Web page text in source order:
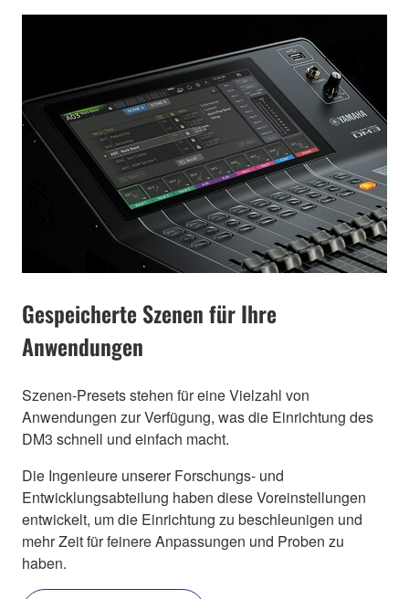
Gespeicherte Szenen für Ihre
Anwendungen
Szenen-Presets stehen für eine Vielzahl von
Anwendungen zur Verfügung, was die Einrichtung des
DM3 schnell und einfach macht.
Die Ingenieure unserer Forschungs- und
Entwicklungsabteilung haben diese Voreinstellungen
entwickelt, um die Einrichtung zu beschleunigen und
mehr Zeit für feinere Anpassungen und Proben zu
haben.